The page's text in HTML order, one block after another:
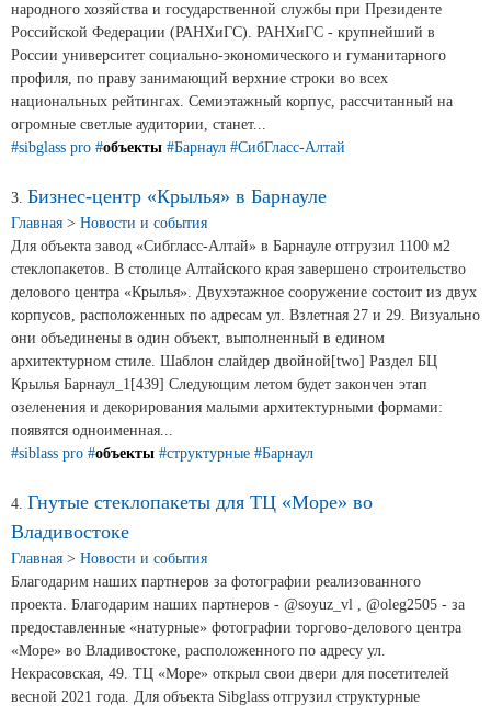
заказчиков
Техподдержка
Сертификаты на продукцию Sibglass Pro
ГОСТы, ТУ и другая техническая документация
Проекты
Контакты
+7 (391) 278-77-77
info@sibglass.ru
Личный кабинет
Продажа Б/У оборудования
народного хозяйства и государственной службы при Президенте
Российской Федерации (РАНХиГС). РАНХиГС - крупнейший в
России университет социально-экономического и гуманитарного
профиля, по праву занимающий верхние строки во всех
национальных рейтингах. Семиэтажный корпус, рассчитанный на
огромные светлые аудитории, станет...
#sibglass pro #объекты #Барнаул #СибГласс-Алтай
3. Бизнес-центр «Крылья» в Барнауле
Главная > Новости и события
Для объекта завод «Сибгласс-Алтай» в Барнауле отгрузил 1100 м2
стеклопакетов. В столице Алтайского края завершено строительство
делового центра «Крылья». Двухэтажное сооружение состоит из двух
корпусов, расположенных по адресам ул. Взлетная 27 и 29. Визуально
они объединены в один объект, выполненный в едином
архитектурном стиле. Шаблон слайдер двойной[two] Раздел БЦ
Крылья Барнаул_1[439] Следующим летом будет закончен этап
озеленения и декорирования малыми архитектурными формами:
появятся одноименная...
#siblass pro #объекты #структурные #Барнаул
4. Гнутые стеклопакеты для ТЦ «Море» во
Владивостоке
Главная > Новости и события
Благодарим наших партнеров за фотографии реализованного
проекта. Благодарим наших партнеров - @soyuz_vl , @oleg2505 - за
предоставленные «натурные» фотографии торгово-делового центра
«Море» во Владивостоке, расположенного по адресу ул.
Некрасовская, 49. ТЦ «Море» открыл свои двери для посетителей
весной 2021 года. Для объекта Sibglass отгрузил структурные